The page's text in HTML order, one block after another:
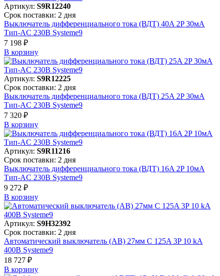
Артикул: S9R12240
Срок поставки: 2 дня
Выключатель дифференциального тока (ВДТ) 40A 2P 30мА
Тип-AC 230В Systeme9
7 198 ₽
В корзинy
Артикул: S9R12225
Срок поставки: 2 дня
Выключатель дифференциального тока (ВДТ) 25A 2P 30мА
Тип-AC 230В Systeme9
7 320 ₽
В корзинy
Артикул: S9R11216
Срок поставки: 2 дня
Выключатель дифференциального тока (ВДТ) 16A 2P 10мА
Тип-AC 230В Systeme9
9 272 ₽
В корзинy
Артикул: S9H32392
Срок поставки: 2 дня
Автоматический выключатель (АВ) 27мм C 125A 3P 10 kA
400В Systeme9
18 727 ₽
В корзинy